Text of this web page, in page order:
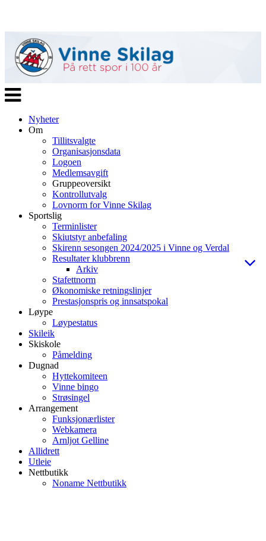
Veksle
navigasjon
Nyheter
Om
Tillitsvalgte
Organisasjonsdata
Logoen
Medlemsavgift
Gruppeoversikt
Kontrollutvalg
Lovnorm for Vinne Skilag
Sportslig
Terminlister
Skiutstyr anbefaling
Skirenn sesongen 2024/2025 i Vinne og Verdal
Resultater klubbrenn
Arkiv
Stafettnorm
Økonomiske retningslinjer
Prestasjonspris og innsatspokal
Løype
Løypestatus
Skileik
Skiskole
Påmelding
Dugnad
Hyttekomiteen
Vinne bingo
Strøsingel
Arrangement
Funksjonærlister
Webkamera
Arnljot Gelline
Allidrett
Utleie
Nettbutikk
Noname Nettbutikk